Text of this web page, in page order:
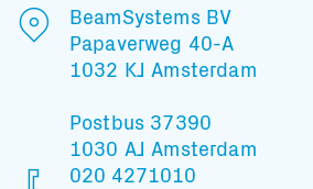
BeamSystems BV
Papaverweg 40-A
1032 KJ Amsterdam
Postbus 37390
1030 AJ Amsterdam
020 4271010